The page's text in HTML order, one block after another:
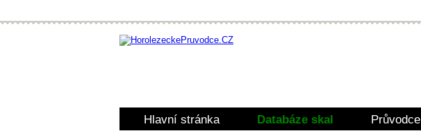
Hlavní stránka Databáze skal Průvodce